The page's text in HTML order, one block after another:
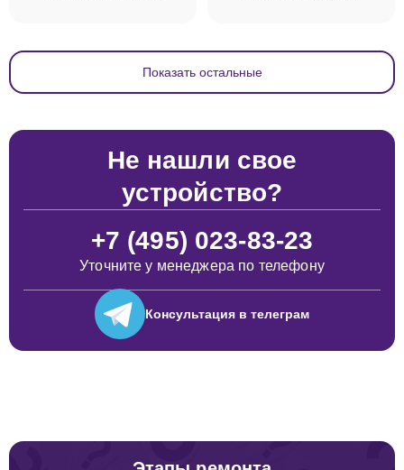
Показать остальные
Не нашли свое
устройство?
+7 (495) 023-83-23
Уточните у менеджера по телефону
Консультация в телеграм